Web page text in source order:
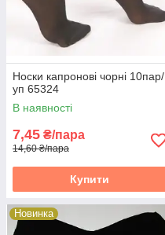
Носки капронові чорні 10пар/
уп 65324
В наявності
7,45 ₴/пара
14,60 ₴/пара
Купити
Новинка